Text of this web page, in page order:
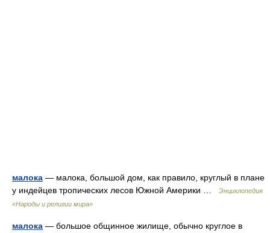
малока — малока, большой дом, как правило, круглый в плане
у индейцев тропических лесов Южной Америки …
Энциклопедия
«Народы и религии мира»
малока — большое общинное жилище, обычно круглое в